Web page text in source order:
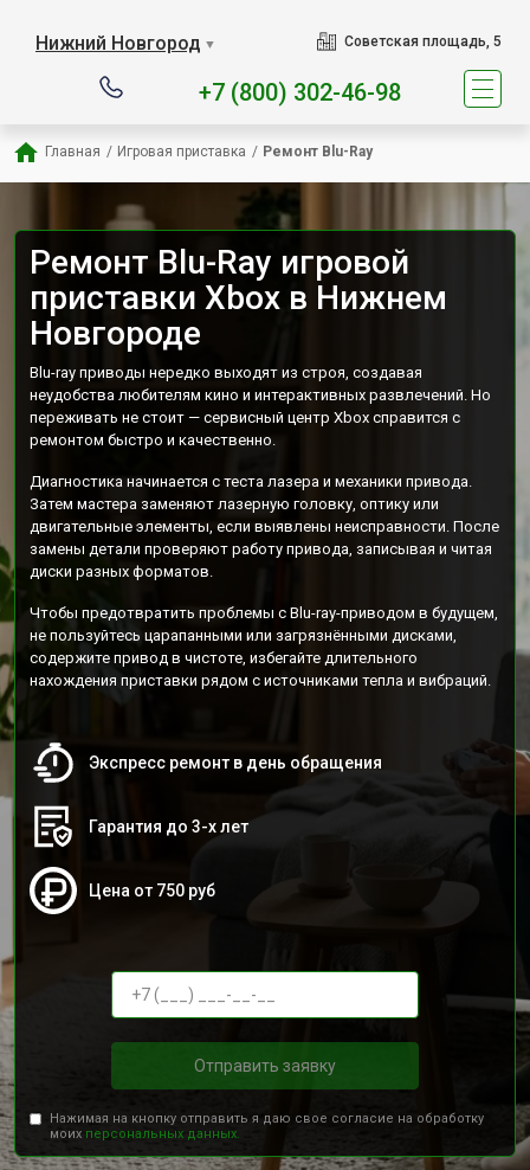
Нижний Новгород ▼ Советская площадь, 5
+7 (800) 302-46-98
Главная / Игровая приставка / Ремонт Blu-Ray
Ремонт Blu-Ray игровой
приставки Xbox в Нижнем
Новгороде
Blu-ray приводы нередко выходят из строя, создавая
неудобства любителям кино и интерактивных развлечений. Но
переживать не стоит — сервисный центр Xbox справится с
ремонтом быстро и качественно.
Диагностика начинается с теста лазера и механики привода.
Затем мастера заменяют лазерную головку, оптику или
двигательные элементы, если выявлены неисправности. После
замены детали проверяют работу привода, записывая и читая
диски разных форматов.
Чтобы предотвратить проблемы с Blu-ray-приводом в будущем,
не пользуйтесь царапанными или загрязнёнными дисками,
содержите привод в чистоте, избегайте длительного
нахождения приставки рядом с источниками тепла и вибраций.
Экспресс ремонт в день обращения
Гарантия до 3-х лет
Цена от 750 руб
Отправить заявку
Нажимая на кнопку отправить я даю свое согласие на обработку
моих персональных данных.